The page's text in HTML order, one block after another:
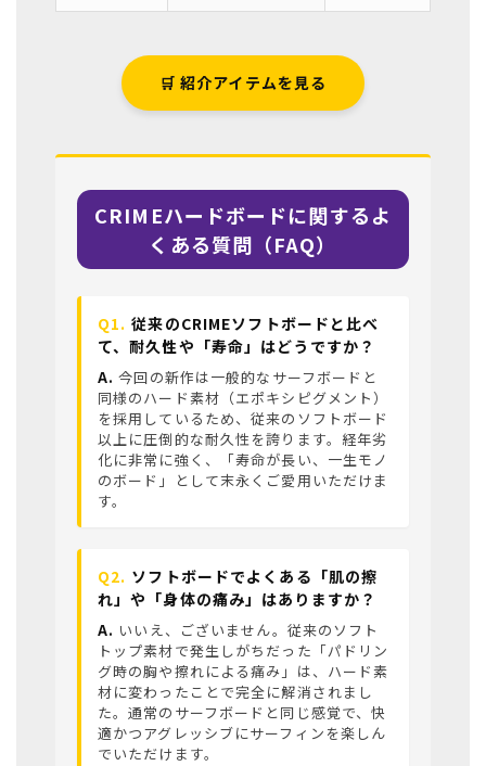
🛒 紹介アイテムを見る
CRIMEハードボードに関するよ
くある質問（FAQ）
Q1. 従来のCRIMEソフトボードと比べ
て、耐久性や「寿命」はどうですか？
A. 今回の新作は一般的なサーフボードと
同様のハード素材（エポキシピグメント）
を採用しているため、従来のソフトボード
以上に圧倒的な耐久性を誇ります。経年劣
化に非常に強く、「寿命が長い、一生モノ
のボード」として末永くご愛用いただけま
す。
Q2. ソフトボードでよくある「肌の擦
れ」や「身体の痛み」はありますか？
A. いいえ、ございません。従来のソフト
トップ素材で発生しがちだった「パドリン
グ時の胸や擦れによる痛み」は、ハード素
材に変わったことで完全に解消されまし
た。通常のサーフボードと同じ感覚で、快
適かつアグレッシブにサーフィンを楽しん
でいただけます。